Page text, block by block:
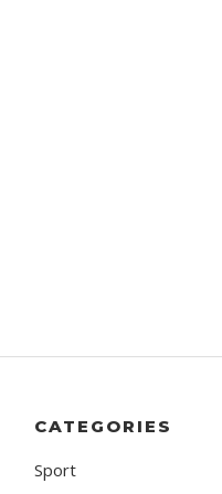
CATEGORIES
Sport